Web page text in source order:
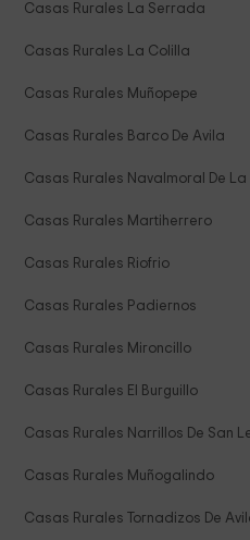
Casas Rurales La Serrada
Casas Rurales La Colilla
Casas Rurales Muñopepe
Casas Rurales Barco De Avila
Casas Rurales Navalmoral De La
Casas Rurales Martiherrero
Casas Rurales Riofrio
Casas Rurales Padiernos
Casas Rurales Mironcillo
Casas Rurales El Burguillo
Casas Rurales Narrillos De San
Casas Rurales Muñogalindo
Casas Rurales Tornadizos De